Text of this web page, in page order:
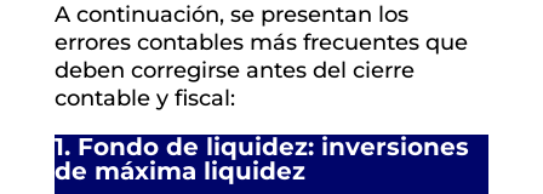
A continuación, se presentan los
errores contables más frecuentes que
deben corregirse antes del cierre
contable y fiscal:
1. Fondo de liquidez: inversiones
de máxima liquidez